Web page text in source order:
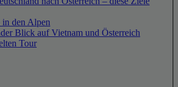
den Alpen
Blick auf Vietnam und Österreich
Tour